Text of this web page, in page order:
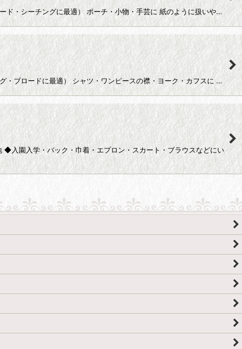
ド・シーチングに最適） ポーチ・小物・手芸に 紙のように扱いや…
・ブロードに最適） シャツ・ワンピースの襟・ヨーク・カフスに …
入園入学・バック・巾着・エプロン・スカート・ブラウスなどにい